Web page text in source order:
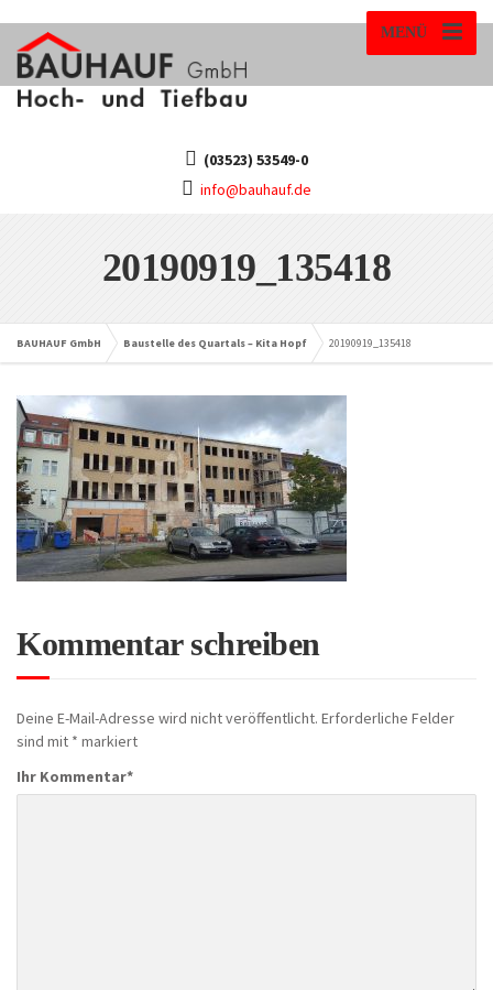
MENÜ
(03523) 53549-0
info@bauhauf.de
20190919_135418
BAUHAUF GmbH Baustelle des Quartals – Kita Hopf 20190919_135418
Kommentar schreiben
Deine E-Mail-Adresse wird nicht veröffentlicht. Erforderliche Felder
sind mit * markiert
Ihr Kommentar*